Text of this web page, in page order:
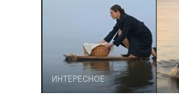
ИНТЕРЕСНОЕ